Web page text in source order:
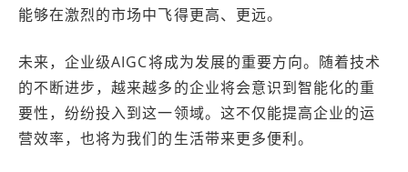
能够在激烈的市场中飞得更高、更远。
未来，企业级AIGC将成为发展的重要方向。随着技术
的不断进步，越来越多的企业将会意识到智能化的重
要性，纷纷投入到这一领域。这不仅能提高企业的运
营效率，也将为我们的生活带来更多便利。